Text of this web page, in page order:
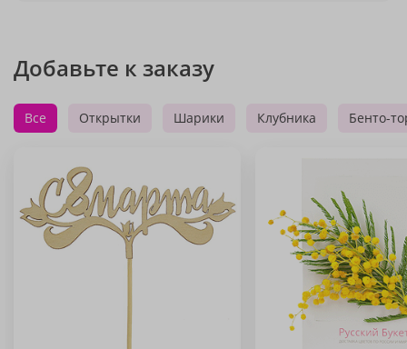
Добавьте к заказу
Все Открытки Шарики Клубника Бенто-